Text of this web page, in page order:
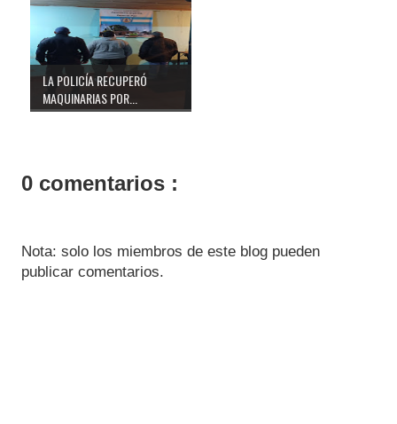
LA POLICÍA RECUPERÓ
MAQUINARIAS POR...
0 comentarios :
Nota: solo los miembros de este blog pueden
publicar comentarios.